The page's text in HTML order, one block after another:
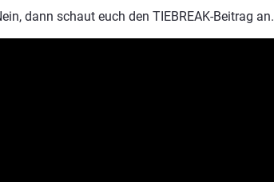
dann schaut euch den TIEBREAK-Beitrag an.